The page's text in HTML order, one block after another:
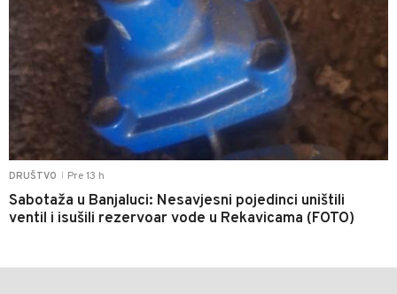
DRUŠTVO Pre 13 h
Sabotaža u Banjaluci: Nesavjesni pojedinci uništili
ventil i isušili rezervoar vode u Rekavicama (FOTO)